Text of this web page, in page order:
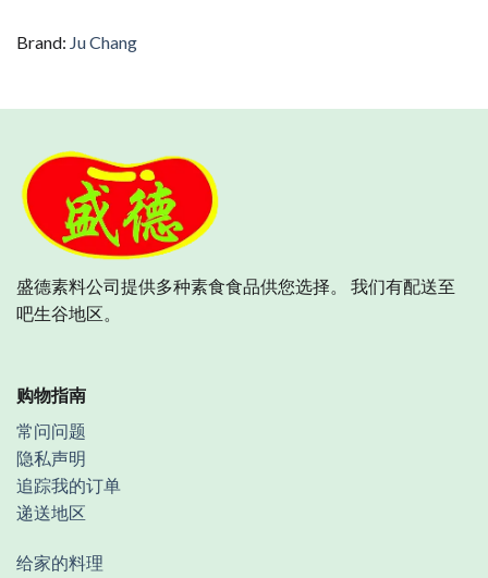
Brand: Ju Chang
盛德素料公司提供多种素食食品供您选择。 我们有配送至
吧生谷地区。
购物指南
常问问题
隐私声明
追踪我的订单
递送地区
给家的料理